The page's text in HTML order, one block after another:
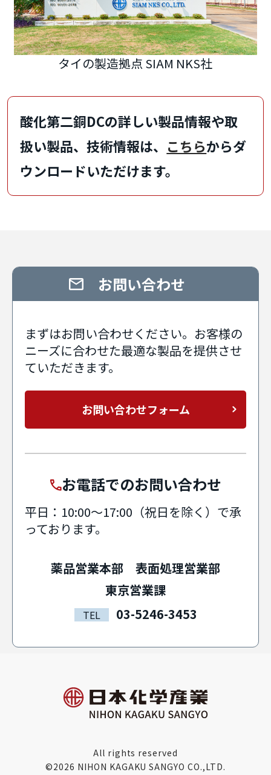
タイの製造拠点 SIAM NKS社
酸化第二銅DCの詳しい製品情報や取
扱い製品、技術情報は、 こちらからダ
ウンロードいただけます。
お問い合わせ
まずはお問い合わせください。お客様の
ニーズに合わせた最適な製品を提供させ
ていただきます。
お問い合わせフォーム
お電話でのお問い合わせ
平日：10:00〜17:00（祝日を除く）で承
っております。
薬品営業本部 表面処理営業部
東京営業課
TEL 03-5246-3453
All rights reserved
©2026 NIHON KAGAKU SANGYO CO.,LTD.